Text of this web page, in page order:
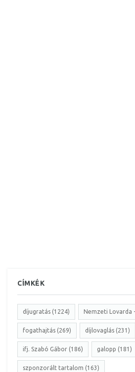
CÍMKÉK
díjugratás (1224) Nemzeti Lovarda
fogathajtás (269) díjlovaglás (231)
ifj. Szabó Gábor (186) galopp (181)
szponzorált tartalom (163)